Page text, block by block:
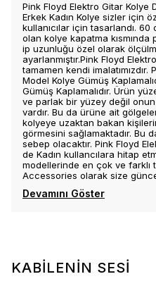
Pink Floyd Elektro Gitar Kolye
Erkek Kadın Kolye sizler için
kullanıcılar için tasarlandı.
olan kolye kapatma kısmında
ip uzunluğu özel olarak
ayarlanmıştır.Pink Floyd
tamamen kendi imalatımızdır.
Model Kolye Gümüş
Gümüş Kaplamalıdır. Ürün
ve parlak bir yüzey değil
vardır. Bu da ürüne ait
kolyeye uzaktan bakan
görmesini sağlamaktadır. Bu
sebep olacaktır. Pink Floyd
de Kadın kullancılara hitap
modellerinde en çok ve farklı
Accessories olarak size
Devamını Göster
KABİLENİN SESİ